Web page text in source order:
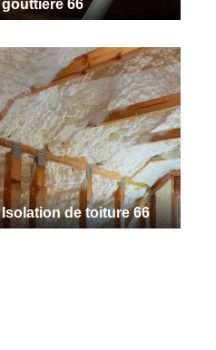
gouttière 66
Isolation de toiture 66